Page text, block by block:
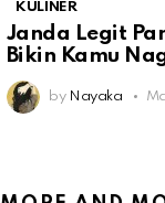
KULINER
Janda Legit
Bikin Kamu
by Nayaka